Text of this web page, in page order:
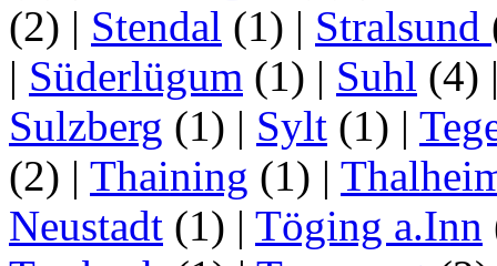
(2) | Stendal (1) | Stralsund
| Süderlügum (1) | Suhl (4)
Sulzberg (1) | Sylt (1) |
(2) | Thaining (1) |
Neustadt (1) | Töging a.Inn